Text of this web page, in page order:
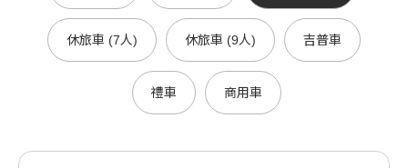
休旅車 (7人) 休旅車 (9人) 吉普車
禮車 商用車